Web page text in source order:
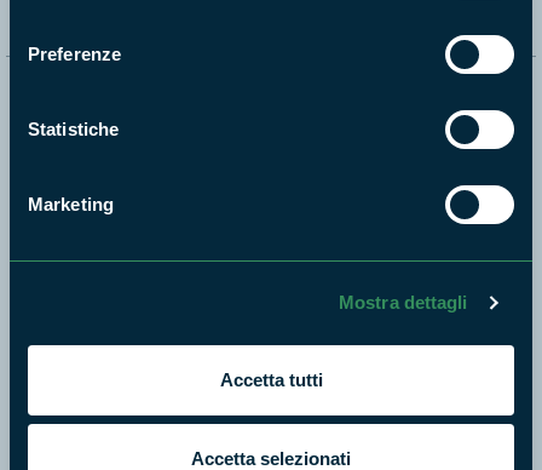
Preferenze
Statistiche
Marketing
Mostra dettagli
Accetta tutti
Accetta selezionati
Enti di gestione
Storie
Foto e Video
Pubblicazioni